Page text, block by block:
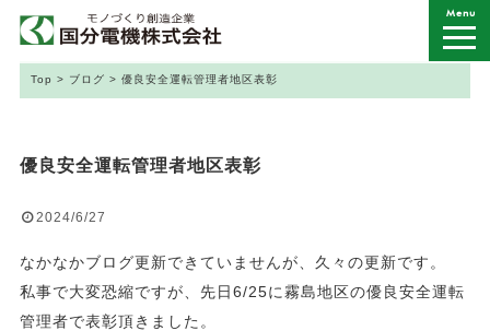
Menu
Top > ブログ > 優良安全運転管理者地区表彰
優良安全運転管理者地区表彰
2024/6/27
なかなかブログ更新できていませんが、久々の更新です。
私事で大変恐縮ですが、先日6/25に霧島地区の優良安全運転
管理者で表彰頂きました。